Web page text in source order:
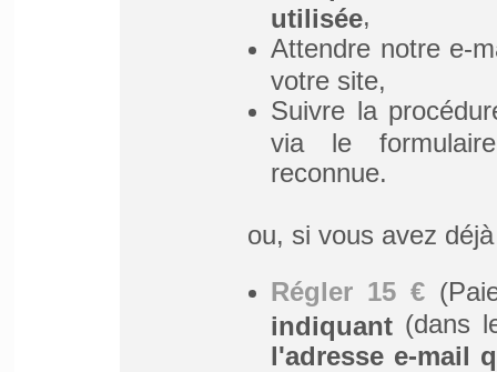
utilisée,
Attendre notre e-
votre site,
Suivre la
via le
reconnue.
ou, si vous avez
Régler 15 €
indiquant (dans
l'adresse e-mail